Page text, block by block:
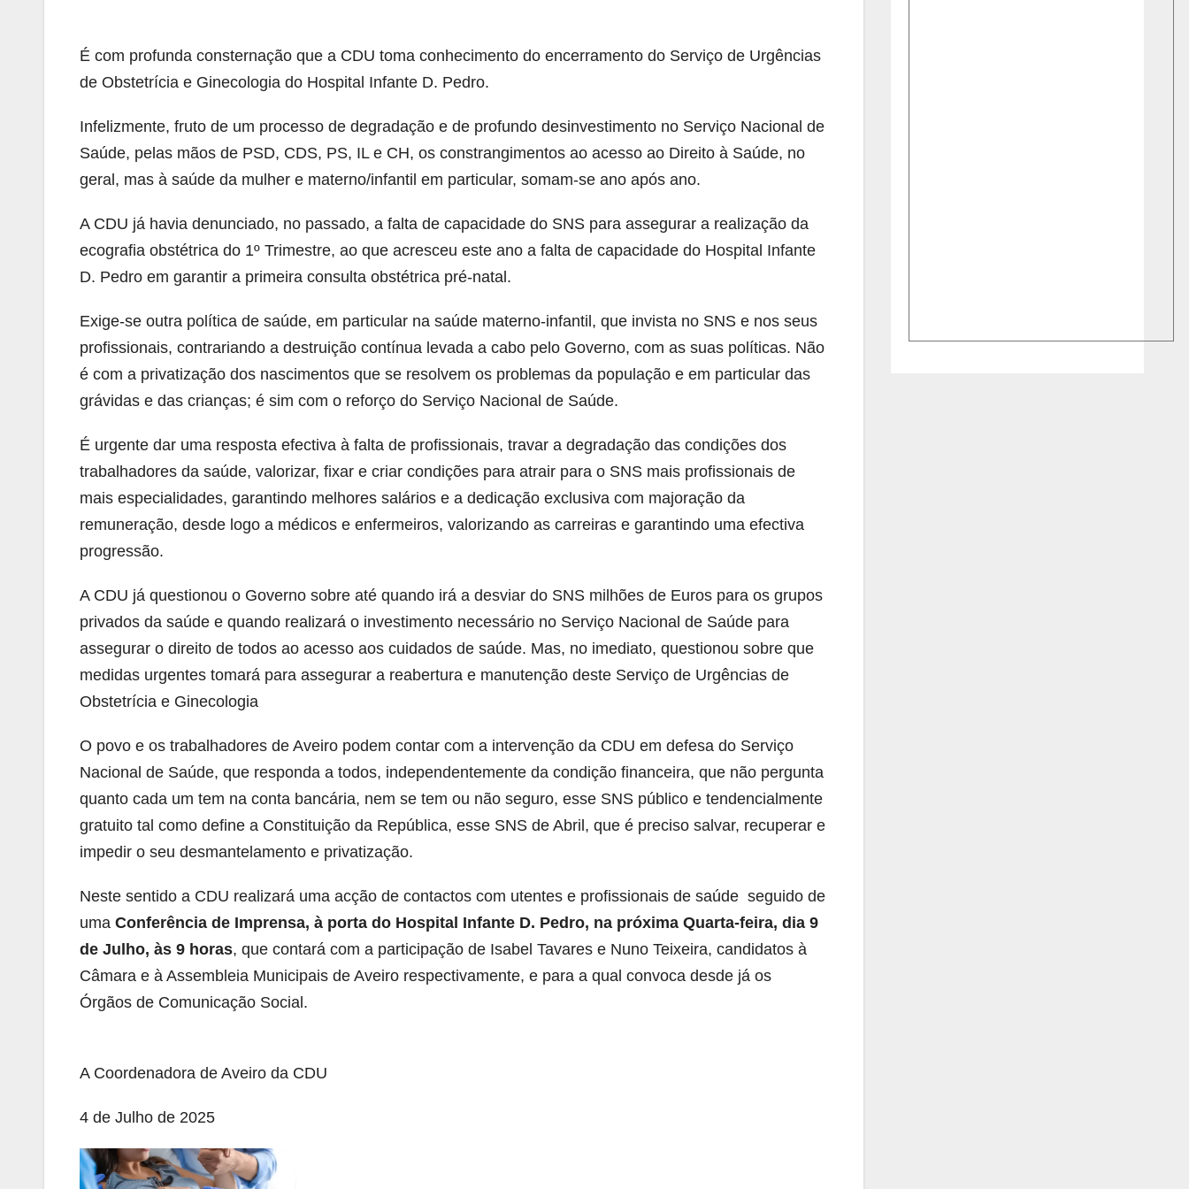
É com profunda consternação que a CDU toma conhecimento do encerramento do Serviço de Urgências
de Obstetrícia e Ginecologia do Hospital Infante D. Pedro.
Infelizmente, fruto de um processo de degradação e de profundo desinvestimento no Serviço Nacional de
Saúde, pelas mãos de PSD, CDS, PS, IL e CH, os constrangimentos ao acesso ao Direito à Saúde, no
geral, mas à saúde da mulher e materno/infantil em particular, somam-se ano após ano.
A CDU já havia denunciado, no passado, a falta de capacidade do SNS para assegurar a realização da
ecografia obstétrica do 1º Trimestre, ao que acresceu este ano a falta de capacidade do Hospital Infante
D. Pedro em garantir a primeira consulta obstétrica pré-natal.
Exige-se outra política de saúde, em particular na saúde materno-infantil, que invista no SNS e nos seus
profissionais, contrariando a destruição contínua levada a cabo pelo Governo, com as suas políticas. Não
é com a privatização dos nascimentos que se resolvem os problemas da população e em particular das
grávidas e das crianças; é sim com o reforço do Serviço Nacional de Saúde.
É urgente dar uma resposta efectiva à falta de profissionais, travar a degradação das condições dos
trabalhadores da saúde, valorizar, fixar e criar condições para atrair para o SNS mais profissionais de
mais especialidades, garantindo melhores salários e a dedicação exclusiva com majoração da
remuneração, desde logo a médicos e enfermeiros, valorizando as carreiras e garantindo uma efectiva
progressão.
A CDU já questionou o Governo sobre até quando irá a desviar do SNS milhões de Euros para os grupos
privados da saúde e quando realizará o investimento necessário no Serviço Nacional de Saúde para
assegurar o direito de todos ao acesso aos cuidados de saúde. Mas, no imediato, questionou sobre que
medidas urgentes tomará para assegurar a reabertura e manutenção deste Serviço de Urgências de
Obstetrícia e Ginecologia
O povo e os trabalhadores de Aveiro podem contar com a intervenção da CDU em defesa do Serviço
Nacional de Saúde, que responda a todos, independentemente da condição financeira, que não pergunta
quanto cada um tem na conta bancária, nem se tem ou não seguro, esse SNS público e tendencialmente
gratuito tal como define a Constituição da República, esse SNS de Abril, que é preciso salvar, recuperar e
impedir o seu desmantelamento e privatização.
Neste sentido a CDU realizará uma acção de contactos com utentes e profissionais de saúde seguido de
uma Conferência de Imprensa, à porta do Hospital Infante D. Pedro, na próxima Quarta-feira, dia 9
de Julho, às 9 horas, que contará com a participação de Isabel Tavares e Nuno Teixeira, candidatos à
Câmara e à Assembleia Municipais de Aveiro respectivamente, e para a qual convoca desde já os
Órgãos de Comunicação Social.
A Coordenadora de Aveiro da CDU
4 de Julho de 2025